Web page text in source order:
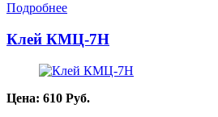
Подробнее
Клей КМЦ-7Н
Цена: 610 Руб.